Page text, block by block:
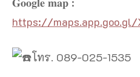
https://maps.app.goo.gl/
โทร. 089-025-1535